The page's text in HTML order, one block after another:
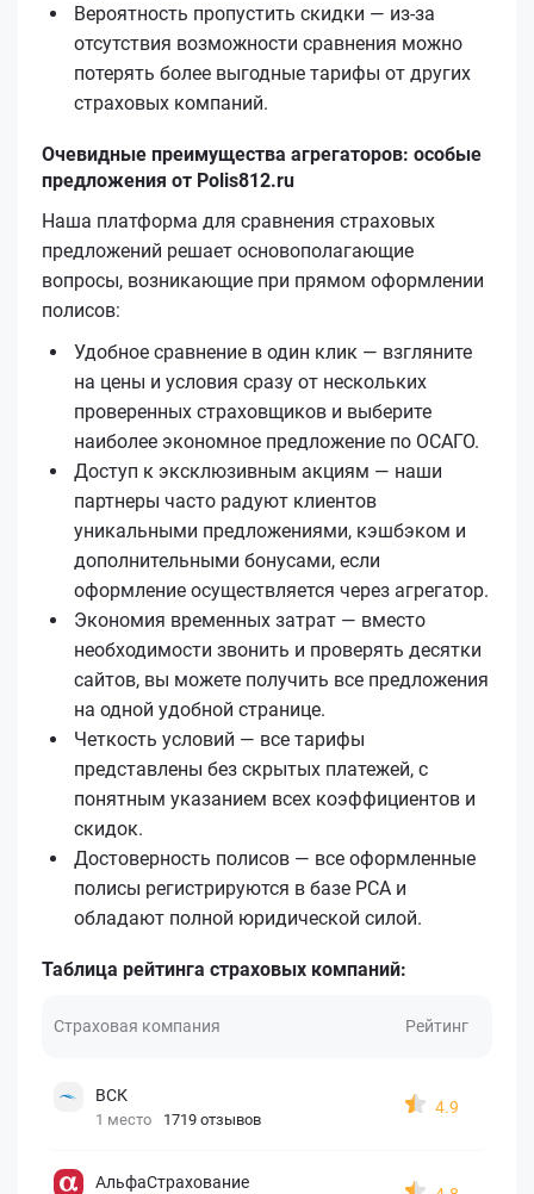
Вероятность пропустить скидки — из-за
отсутствия возможности сравнения можно
потерять более выгодные тарифы от других
страховых компаний.
Очевидные преимущества агрегаторов: особые
предложения от Polis812.ru
Наша платформа для сравнения страховых
предложений решает основополагающие
вопросы, возникающие при прямом оформлении
полисов:
Удобное сравнение в один клик — взгляните
на цены и условия сразу от нескольких
проверенных страховщиков и выберите
наиболее экономное предложение по ОСАГО.
Доступ к эксклюзивным акциям — наши
партнеры часто радуют клиентов
уникальными предложениями, кэшбэком и
дополнительными бонусами, если
оформление осуществляется через агрегатор.
Экономия временных затрат — вместо
необходимости звонить и проверять десятки
сайтов, вы можете получить все предложения
на одной удобной странице.
Четкость условий — все тарифы
представлены без скрытых платежей, с
понятным указанием всех коэффициентов и
скидок.
Достоверность полисов — все оформленные
полисы регистрируются в базе РСА и
обладают полной юридической силой.
Таблица рейтинга страховых компаний:
Страховая компания Рейтинг
ВСК
1 место 1719 отзывов
4.9
АльфаСтрахование